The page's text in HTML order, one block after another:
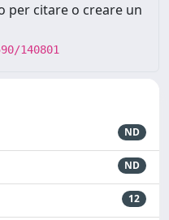
per citare o creare un
140801
ND
ND
12